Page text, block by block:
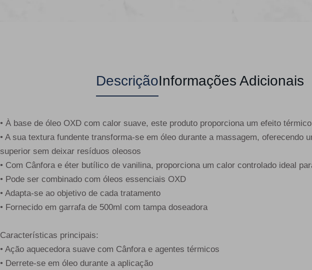
DescriçãoInformações Adicionais
• À base de óleo OXD com calor suave, este produto proporciona um efeito
• A sua textura fundente transforma-se em óleo durante a massagem, oferecendo
superior sem deixar resíduos oleosos
• Com Cânfora e éter butílico de vanilina, proporciona um calor controlado ideal
• Pode ser combinado com óleos essenciais OXD
• Adapta-se ao objetivo de cada tratamento
• Fornecido em garrafa de 500ml com tampa doseadora
Características principais:
• Ação aquecedora suave com Cânfora e agentes térmicos
• Derrete-se em óleo durante a aplicação